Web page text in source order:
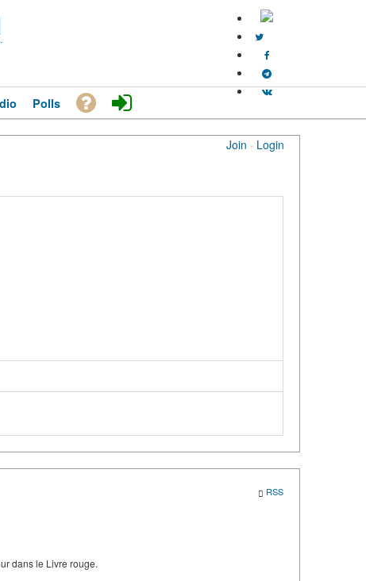
Join · Login
Polls
RSS
dans le Livre rouge.